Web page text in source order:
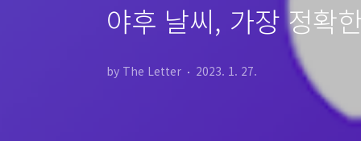
야후 날씨, 가장 정확
by The Letter 2023. 1. 27.